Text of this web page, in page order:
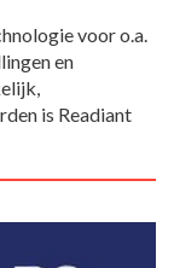
voor o.a.
en
is Readiant